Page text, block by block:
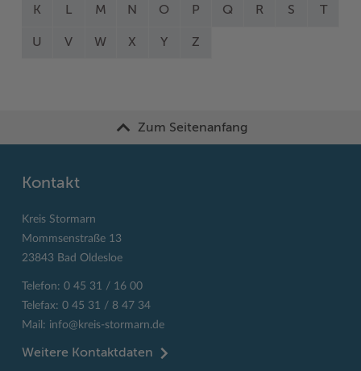
K L M N O P Q R S
U V W X Y Z
Zum Seitenanfang
Kontakt
Kreis Stormarn
Mommsenstraße 13
23843 Bad Oldesloe
Telefon: 0 45 31 / 16 00
Telefax: 0 45 31 / 8 47 34
Mail: info@kreis-stormarn.de
Weitere Kontaktdaten